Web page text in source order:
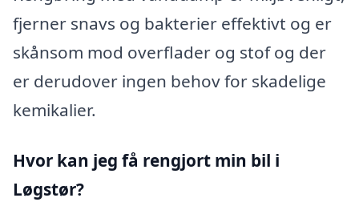
fjerner snavs og bakterier effektivt og er
skånsom mod overflader og stof og der
er derudover ingen behov for skadelige
kemikalier.
Hvor kan jeg få rengjort min bil i
Løgstør?